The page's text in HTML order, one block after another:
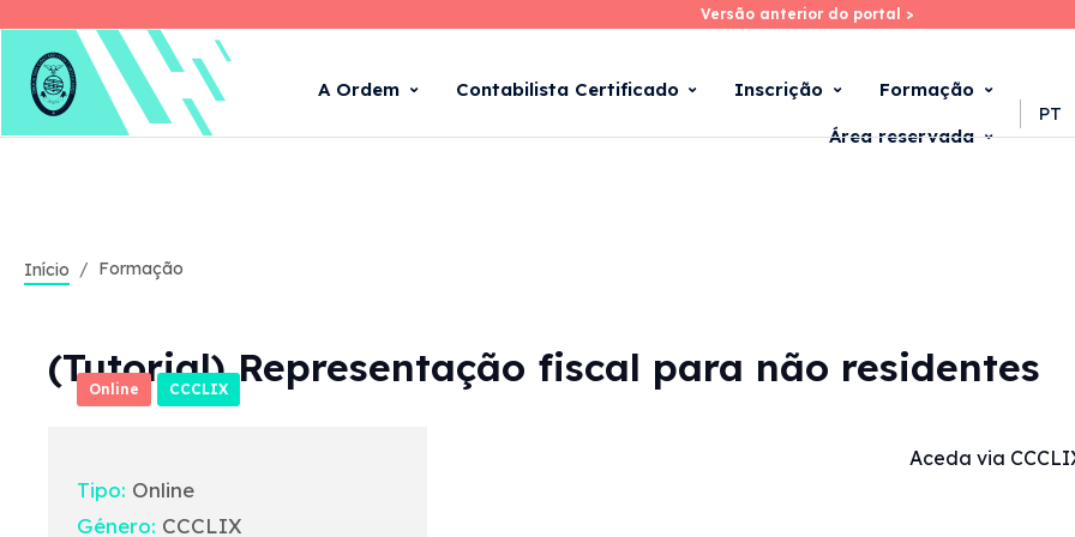
Skip
main
Versão anterior do portal >
Versão anterior do portal >
A Ordem Contabilista Certificado Inscrição Formação
Área reservada
PT
Início Formação
Online CCCLIX
(Tutorial) Representação fiscal para não residentes
Tipo: Online
Género: CCCLIX
Aceda via